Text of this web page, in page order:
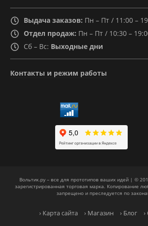
Выдача заказов: Пн – Пт / 11:00 –
Отдел продаж: Пн – Пт / 10:30 –
Сб – Вс: Выходные дни
Контакты и режим работы
Вольтик.ру – все для прототипов ваших идей | ©
зарегистрированная торговая марка. Копирование
запрещено и преследуется по
› Карта сайта › Магазин › Блог